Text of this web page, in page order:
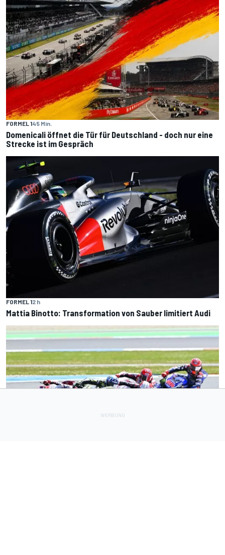
FORMEL 145 Min.
Domenicali öffnet die Tür für Deutschland - doch nur eine
Strecke ist im Gespräch
FORMEL 12 h
Mattia Binotto: Transformation von Sauber limitiert Audi